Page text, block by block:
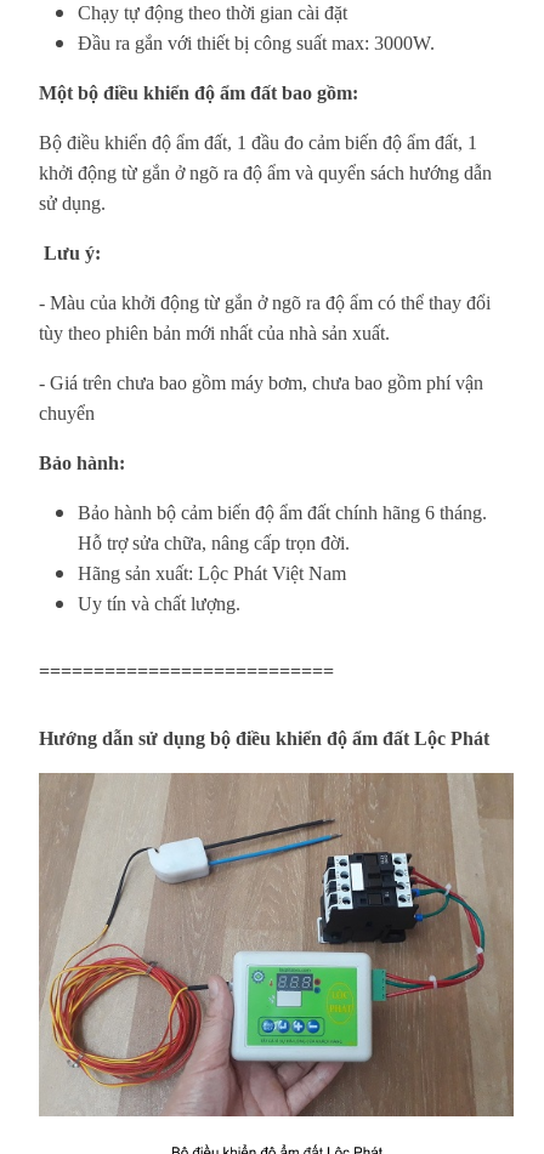
Chạy tự động theo thời gian cài đặt
Đầu ra gắn với thiết bị công suất max: 3000W.
Một bộ điều khiển độ ẩm đất bao gồm:
Bộ điều khiển độ ẩm đất, 1 đầu đo cảm biến độ ẩm đất, 1
khởi động từ gắn ở ngõ ra độ ẩm và quyển sách hướng dẫn
sử dụng.
Lưu ý:
- Màu của khởi động từ gắn ở ngõ ra độ ẩm có thể thay đổi
tùy theo phiên bản mới nhất của nhà sản xuất.
- Giá trên chưa bao gồm máy bơm, chưa bao gồm phí vận
chuyển
Bảo hành:
Bảo hành bộ cảm biến độ ẩm đất chính hãng 6 tháng.
Hỗ trợ sửa chữa, nâng cấp trọn đời.
Hãng sản xuất: Lộc Phát Việt Nam
Uy tín và chất lượng.
===========================
Hướng dẫn sử dụng bộ điều khiển độ ẩm đất Lộc Phát